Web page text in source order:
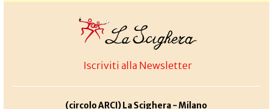
Iscriviti alla Newsletter
(circolo ARCI) La Scighera - Milano